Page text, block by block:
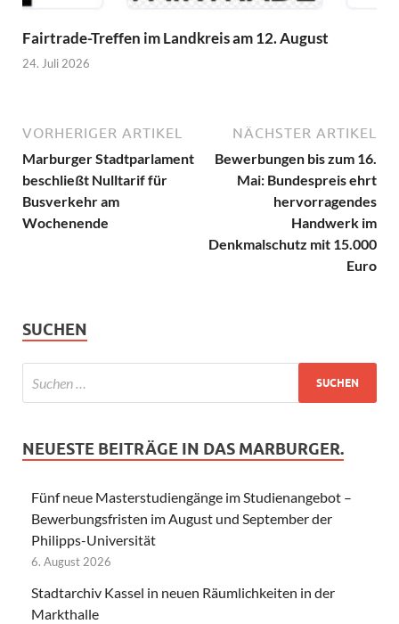
Fairtrade-Treffen im Landkreis am 12. August
24. Juli 2026
VORHERIGER ARTIKEL
Marburger Stadtparlament
beschließt Nulltarif für
Busverkehr am
Wochenende
NÄCHSTER ARTIKEL
Bewerbungen bis zum 16.
Mai: Bundespreis ehrt
hervorragendes
Handwerk im
Denkmalschutz mit 15.000
Euro
SUCHEN
NEUESTE BEITRÄGE IN DAS MARBURGER.
Fünf neue Masterstudiengänge im Studienangebot –
Bewerbungsfristen im August und September der
Philipps-Universität
6. August 2026
Stadtarchiv Kassel in neuen Räumlichkeiten in der
Markthalle